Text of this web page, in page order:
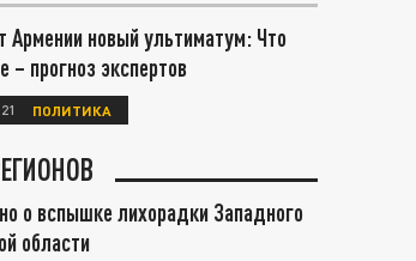
Армении новый ультиматум: Что
прогноз экспертов
ПОЛИТИКА
о вспышке лихорадки Западного
области